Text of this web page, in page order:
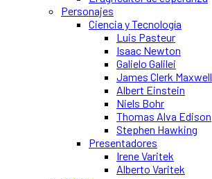
Personajes
Ciencia y Tecnología
Luis Pasteur
Isaac Newton
Galielo Galilei
James Clerk Maxwell
Albert Einstein
Niels Bohr
Thomas Alva Edison
Stephen Hawking
Presentadores
Irene Varitek
Alberto Varitek